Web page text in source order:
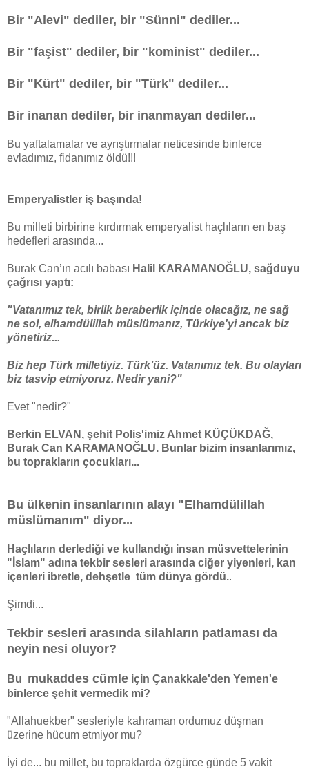
Bir "Alevi" dediler, bir "Sünni" dediler...
Bir "faşist" dediler, bir "kominist" dediler...
Bir "Kürt" dediler, bir "Türk" dediler...
Bir inanan dediler, bir inanmayan dediler...
Bu yaftalamalar ve ayrıştırmalar neticesinde binlerce
evladımız, fidanımız öldü!!!
Emperyalistler iş başında!
Bu milleti birbirine kırdırmak emperyalist haçlıların en baş
hedefleri arasında...
Burak Can’ın acılı babası Halil KARAMANOĞLU, sağduyu
çağrısı yaptı:
"Vatanımız tek, birlik beraberlik içinde olacağız, ne sağ
ne sol, elhamdülillah müslümanız, Türkiye'yi ancak biz
yönetiriz...
Biz hep Türk milletiyiz. Türk’üz. Vatanımız tek. Bu olayları
biz tasvip etmiyoruz. Nedir yani?"
Evet "nedir?"
Berkin ELVAN, şehit Polis'imiz Ahmet KÜÇÜKDAĞ,
Burak Can KARAMANOĞLU. Bunlar bizim insanlarımız,
bu toprakların çocukları...
Bu ülkenin insanlarının alayı "Elhamdülillah
müslümanım" diyor...
Haçlıların derlediği ve kullandığı insan müsvettelerinin
"İslam" adına tekbir sesleri arasında ciğer yiyenleri, kan
içenleri ibretle, dehşetle tüm dünya gördü..
Şimdi...
Tekbir sesleri arasında silahların patlaması da
neyin nesi oluyor?
Bu mukaddes cümle için Çanakkale'den Yemen'e
binlerce şehit vermedik mi?
"Allahuekber" sesleriyle kahraman ordumuz düşman
üzerine hücum etmiyor mu?
İyi de... bu millet, bu topraklarda özgürce günde 5 vakit